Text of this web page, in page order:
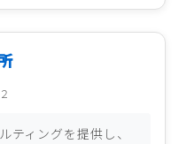
ティングを提供し、